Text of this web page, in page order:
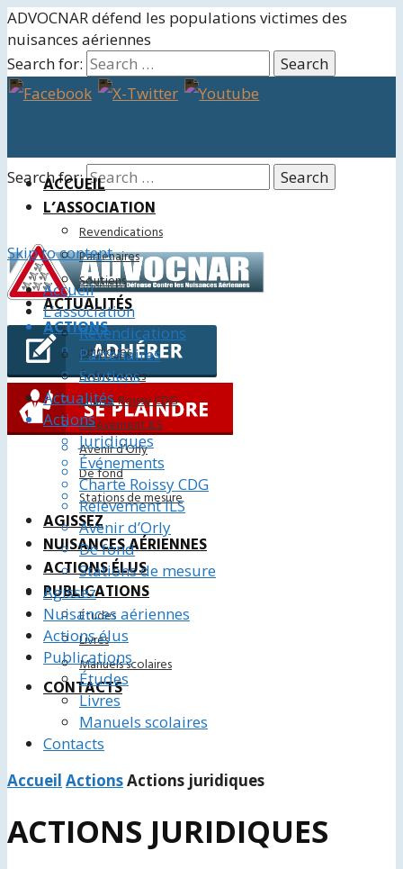
ADVOCNAR défend les populations victimes des
nuisances aériennes
Search for:
Search for:
ACCUEIL
L’ASSOCIATION
Revendications
Partenaires
Soutiens
ACTUALITÉS
ACTIONS
Juridiques
Événements
Charte Roissy CDG
Relèvement ILS
Avenir d’Orly
De fond
Stations de mesure
AGISSEZ
NUISANCES AÉRIENNES
ACTIONS ÉLUS
PUBLICATIONS
Études
Livres
Manuels scolaires
CONTACTS
Skip to content
Accueil
L’association
Revendications
Partenaires
Soutiens
Actualités
Actions
Juridiques
Événements
Charte Roissy CDG
Relèvement ILS
Avenir d’Orly
De fond
Stations de mesure
Agissez
Nuisances aériennes
Actions élus
Publications
Études
Livres
Manuels scolaires
Contacts
Accueil ActionsActions juridiques
ACTIONS JURIDIQUES